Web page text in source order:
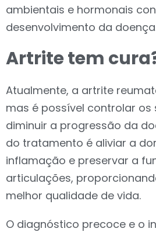
ambientais e hormonais
desenvolvimento da
Artrite tem
Atualmente, a artrite
mas é possível controlar os
diminuir a progressão da
do tratamento é aliviar a
inflamação e preservar a
articulações,
melhor qualidade de vida.
O diagnóstico precoce e o